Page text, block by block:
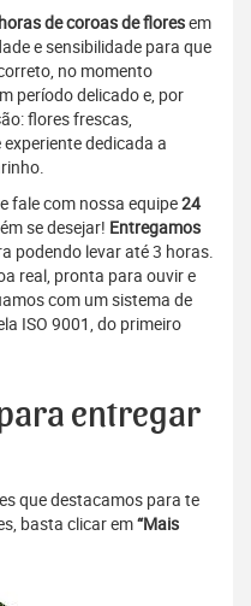
de coroas de floresem
e sensibilidade para que
no momento
período delicado e, por
flores frescas,
dedicada a
e fale com nossa equipe24
se desejar! Entregamos
podendo levar até 3 horas.
real, pronta para ouvir e
com um sistema de
ISO 9001, do primeiro
entregar
que destacamos para te
basta clicar em“Mais